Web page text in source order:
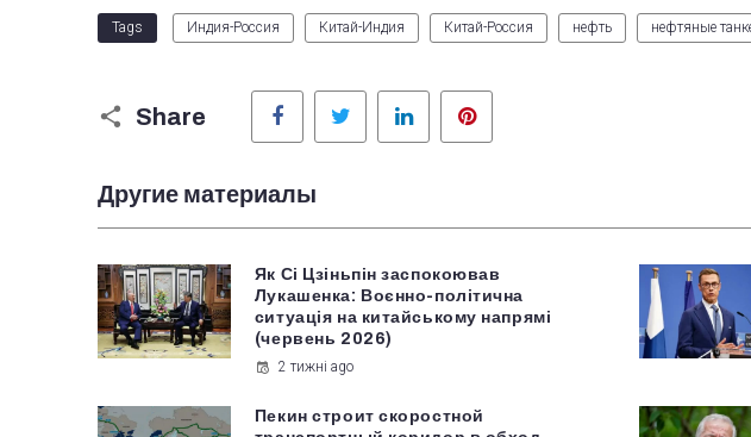
Tags Индия-Россия Китай-Индия Китай-Россия нефть нефтяные
Share
Facebook Twitter LinkedIn
Другие материалы
Як Сі Цзіньпін заспокоював
Лукашенка: Воєнно-політична
ситуація на китайському напрямі
(червень 2026)
2 тижні ago
Пекин строит скоростной